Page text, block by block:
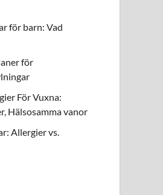
för barn: Vad
för
För Vuxna:
Hälsosamma vanor
Allergier vs.